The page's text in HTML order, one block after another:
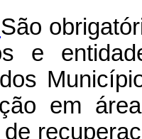
São
e
em